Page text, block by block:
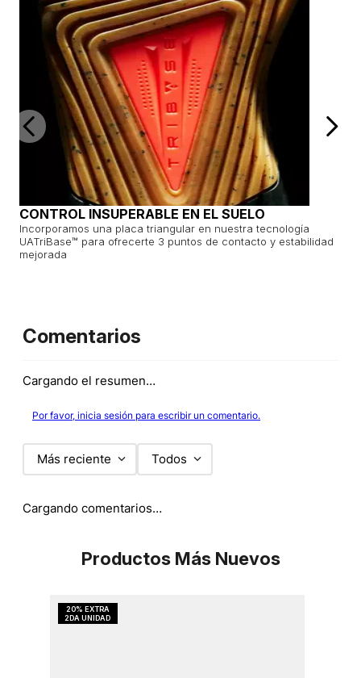
CONTROL INSUPERABLE EN EL SUELO
Incorporamos una placa triangular en nuestra tecnología
UATriBase™️ para ofrecerte 3 puntos de contacto y estabilidad
mejorada
Comentarios
Cargando el resumen…
Por favor, inicia sesión para escribir un comentario.
Más reciente Todos
Cargando comentarios…
Productos Más Nuevos